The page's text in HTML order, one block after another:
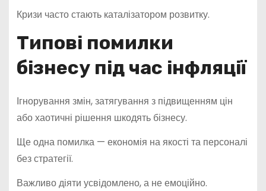
Кризи часто стають каталізатором розвитку.
Типові помилки
бізнесу під час інфляції
Ігнорування змін, затягування з підвищенням цін
або хаотичні рішення шкодять бізнесу.
Ще одна помилка — економія на якості та персоналі
без стратегії.
Важливо діяти усвідомлено, а не емоційно.